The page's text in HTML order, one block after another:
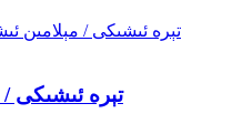
تېرە ئىشىكى /